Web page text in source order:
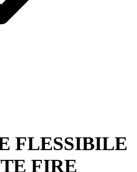
FLESSIBILE
FIRE